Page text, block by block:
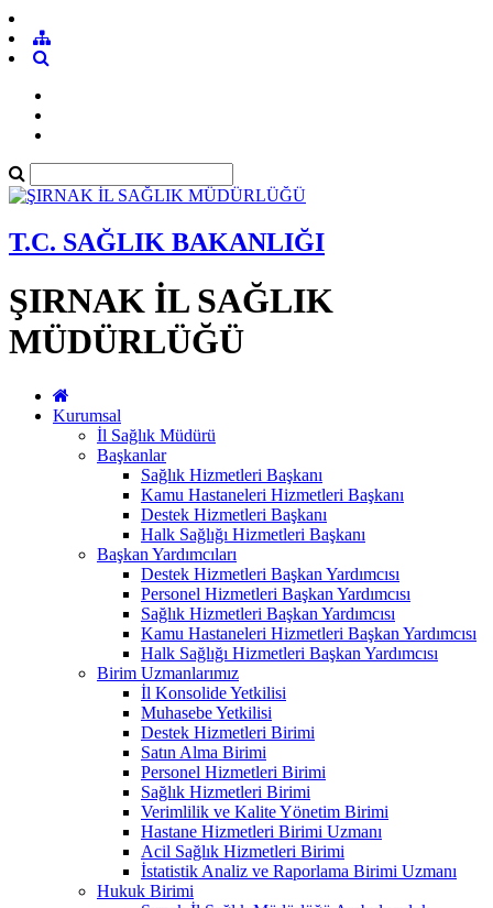
T.C. SAĞLIK BAKANLIĞI
ŞIRNAK İL SAĞLIK
MÜDÜRLÜĞÜ
Kurumsal
İl Sağlık Müdürü
Başkanlar
Sağlık Hizmetleri Başkanı
Kamu Hastaneleri Hizmetleri Başkanı
Destek Hizmetleri Başkanı
Halk Sağlığı Hizmetleri Başkanı
Başkan Yardımcıları
Destek Hizmetleri Başkan Yardımcısı
Personel Hizmetleri Başkan Yardımcısı
Sağlık Hizmetleri Başkan Yardımcısı
Kamu Hastaneleri Hizmetleri Başkan Yardımcısı
Halk Sağlığı Hizmetleri Başkan Yardımcısı
Birim Uzmanlarımız
İl Konsolide Yetkilisi
Muhasebe Yetkilisi
Destek Hizmetleri Birimi
Satın Alma Birimi
Personel Hizmetleri Birimi
Sağlık Hizmetleri Birimi
Verimlilik ve Kalite Yönetim Birimi
Hastane Hizmetleri Birimi Uzmanı
Acil Sağlık Hizmetleri Birimi
İstatistik Analiz ve Raporlama Birimi Uzmanı
Hukuk Birimi